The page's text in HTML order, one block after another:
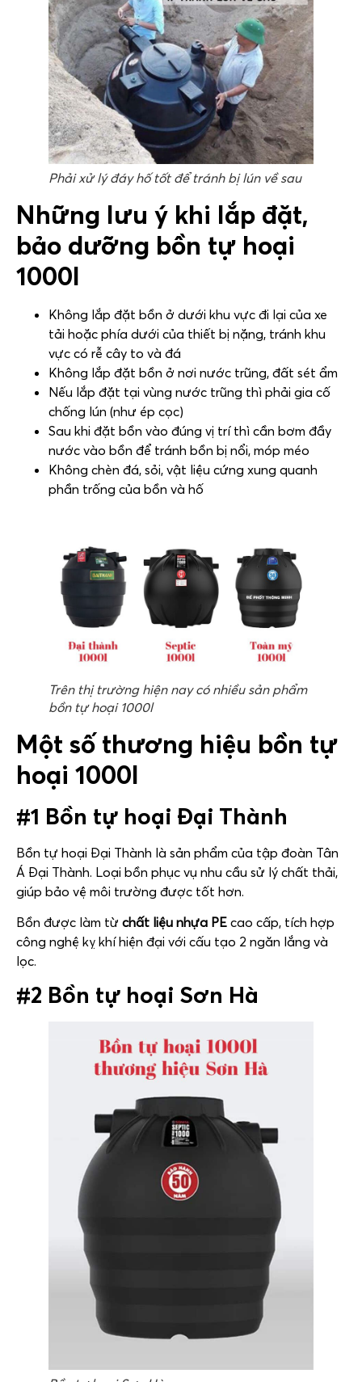
Phải xử lý đáy hố tốt để tránh bị lún về sau
Những lưu ý khi lắp đặt,
bảo dưỡng bồn tự hoại
1000l
Không lắp đặt bồn ở dưới khu vực đi lại của xe
tải hoặc phía dưới của thiết bị nặng, tránh khu
vực có rễ cây to và đá
Không lắp đặt bồn ở nơi nước trũng, đất sét ẩm
Nếu lắp đặt tại vùng nước trũng thì phải gia cố
chống lún (như ép cọc)
Sau khi đặt bồn vào đúng vị trí thì cần bơm đầy
nước vào bồn để tránh bồn bị nổi, móp méo
Không chèn đá, sỏi, vật liệu cứng xung quanh
phần trống của bồn và hố
Trên thị trường hiện nay có nhiều sản phẩm
bồn tự hoại 1000l
Một số thương hiệu bồn tự
hoại 1000l
#1 Bồn tự hoại Đại Thành
Bồn tự hoại Đại Thành là sản phẩm của tập đoàn Tân
Á Đại Thành. Loại bồn phục vụ nhu cầu sử lý chất thải,
giúp bảo vệ môi trường được tốt hơn.
Bồn được làm từ chất liệu nhựa PE cao cấp, tích hợp
công nghệ kỵ khí hiện đại với cấu tạo 2 ngăn lắng và
lọc.
#2 Bồn tự hoại Sơn Hà